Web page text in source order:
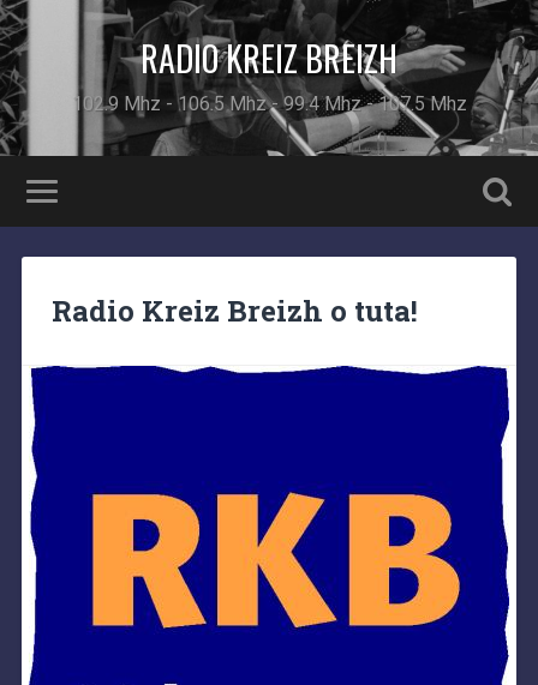
RADIO KREIZ BREIZH
102.9 Mhz - 106.5 Mhz - 99.4 Mhz - 107.5 Mhz
Radio Kreiz Breizh o tuta!